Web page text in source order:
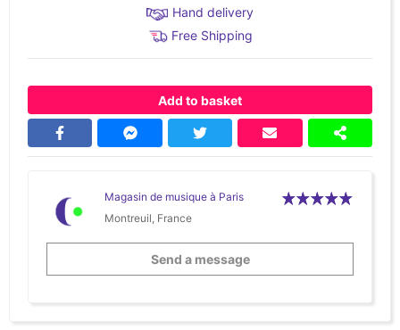
Hand delivery
Free Shipping
Add to basket
Magasin de musique à Paris
Montreuil, France
Send a message